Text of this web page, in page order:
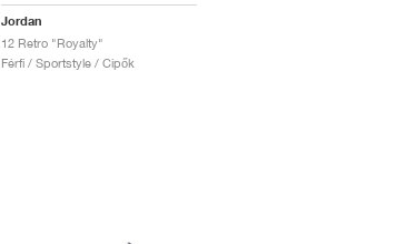
Jordan
12 Retro "Royalty"
Férfi / Sportstyle / Cipők